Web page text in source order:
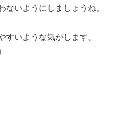
ないようにしましょうね。
すいような気がします。